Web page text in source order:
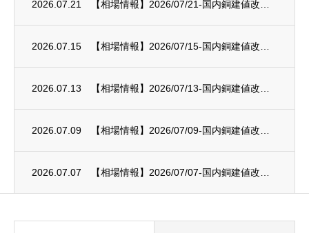
2026.07.21
2026.07.15
2026.07.13
2026.07.09
2026.07.07